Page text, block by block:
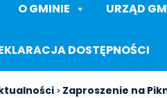
O GMINIE URZĄD
DOSTĘPNOŚCI
> Zaproszenie na